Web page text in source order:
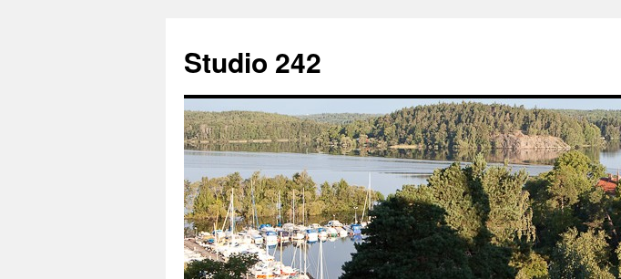
Studio 242